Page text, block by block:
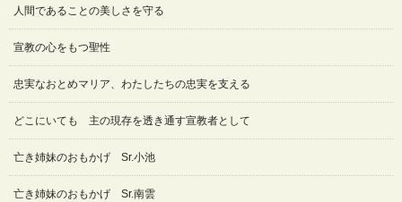
人間であることの美しさを守る
宣教の心をもつ聖性
忠実なおとめマリア、わたしたちの忠実を支える
どこにいても 主の現存を透き通す宣教者として
亡き姉妹のおもかげ Sr.小池
亡き姉妹のおもかげ Sr.南雲